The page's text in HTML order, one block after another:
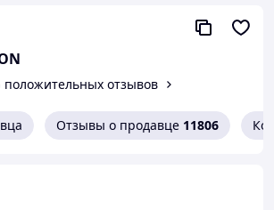
положительных отзывов
Отзывы о продавце 11806